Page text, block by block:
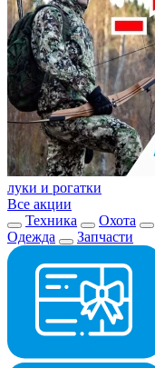
луки и рогатки
Все акции
Техника
Охота
Одежда
Запчасти